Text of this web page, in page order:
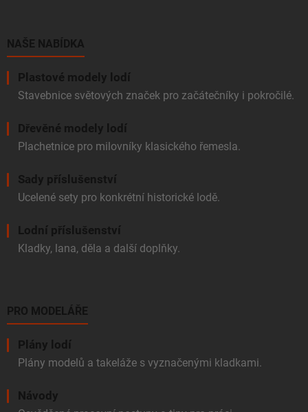
NAŠE NABÍDKA
Plastové modely lodí
Stavebnice světových značek pro začátečníky i pokročilé.
Dřevěné modely lodí
Plachetnice pro milovníky klasického řemesla.
Sady příslušenství
Ucelené sety pro konkrétní historické lodě.
Lodní příslušenství
Kladky, lana, děla a další doplňky.
PRO MODELÁŘE
Plány lodí
Plány modelů a takeláže s vyznačenými kladkami.
Návody